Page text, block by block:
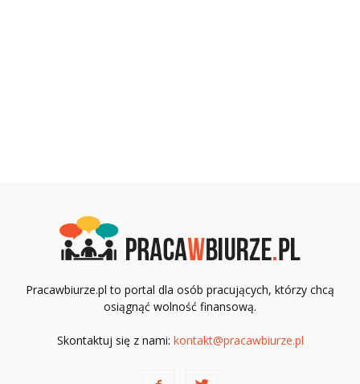
Pracawbiurze.pl to portal dla osób pracujących, którzy chcą
osiągnąć wolność finansową.
Skontaktuj się z nami: kontakt@pracawbiurze.pl